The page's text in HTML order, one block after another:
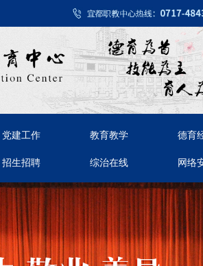
党建工作 教育教学
德育
招生招聘 综治在线 网络